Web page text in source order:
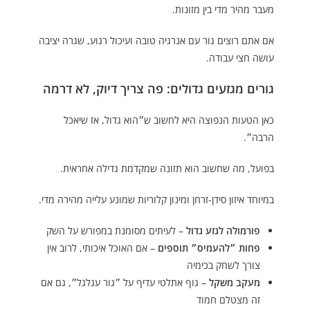
מעבר מהיר מדי בין מזונות.
אם אתם רוצים גור עם אנרגיה טובה ועיכול רגוע, שגרה יציבה
עושה חצי עבודה.
גורים מגזעים גדולים: פה צריך דיוק, לא דרמה
כאן הטעות הנפוצה היא לחשוב ש״הוא גדול, אז שיאכל
הרבה״.
בפועל, מה שחשוב הוא תזונה שמקדמת גדילה אחראית.
במיוחד איזון סידן-זרחן ומינון קלוריות שמונע עלייה מהירה מדי.
פורמולה לגזע גדול – לעיתים מסומנת במפורש על השק
פחות ״להעמיס״ תוספים – אם האוכל איכותי, לרוב אין
צורך לשחק בכימיה
מעקב משקל – גוף אתלטי עדיף על ״גור עגלגל״, גם אם
זה מצטלם חמוד